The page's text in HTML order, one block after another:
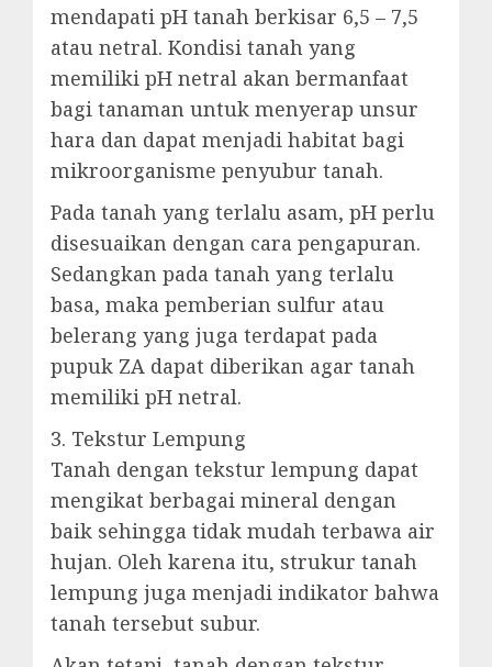
mendapati pH tanah berkisar 6,5 – 7,5
atau netral. Kondisi tanah yang
memiliki pH netral akan bermanfaat
bagi tanaman untuk menyerap unsur
hara dan dapat menjadi habitat bagi
mikroorganisme penyubur tanah.
Pada tanah yang terlalu asam, pH perlu
disesuaikan dengan cara pengapuran.
Sedangkan pada tanah yang terlalu
basa, maka pemberian sulfur atau
belerang yang juga terdapat pada
pupuk ZA dapat diberikan agar tanah
memiliki pH netral.
3. Tekstur Lempung
Tanah dengan tekstur lempung dapat
mengikat berbagai mineral dengan
baik sehingga tidak mudah terbawa air
hujan. Oleh karena itu, strukur tanah
lempung juga menjadi indikator bahwa
tanah tersebut subur.